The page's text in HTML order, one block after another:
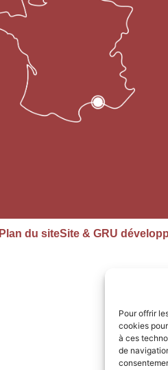
Pour offrir
cookies
à ces
de
Plan du siteSite & GRU